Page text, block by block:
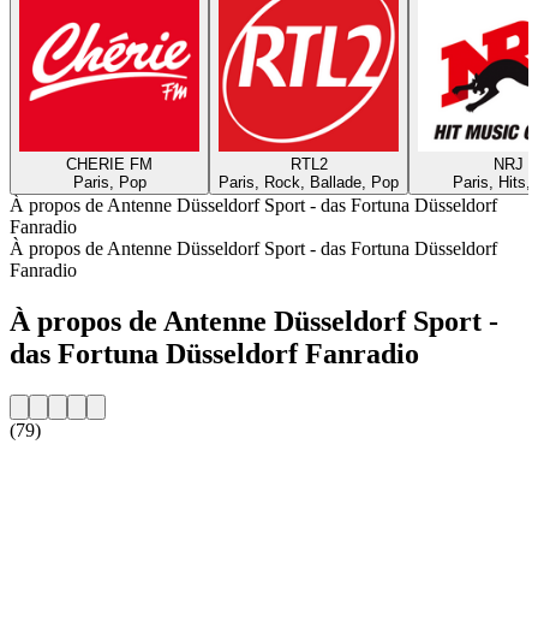
CHERIE FM
Paris, Pop
RTL2
Paris, Rock, Ballade, Pop
NRJ
Paris, Hits,
À propos de Antenne Düsseldorf Sport - das Fortuna Düsseldorf
Fanradio
À propos de Antenne Düsseldorf Sport - das Fortuna Düsseldorf
Fanradio
À propos de Antenne Düsseldorf Sport -
das Fortuna Düsseldorf Fanradio
(79)